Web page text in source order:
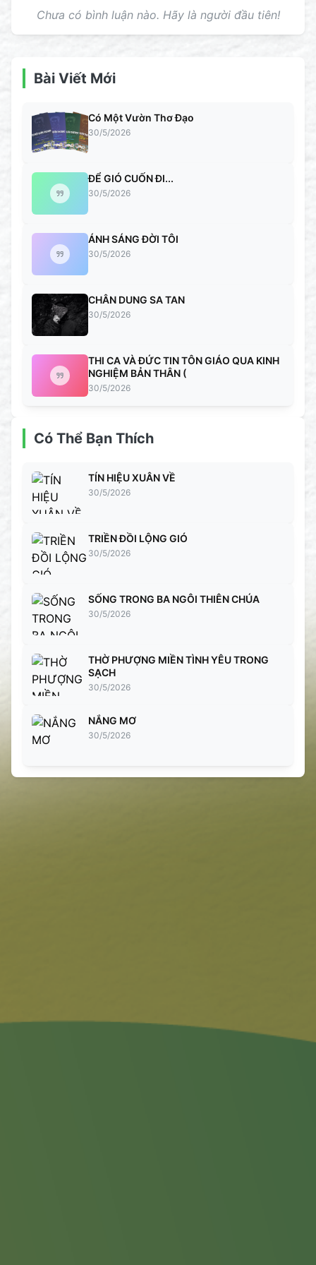
Chưa có bình luận nào. Hãy là người đầu tiên!
Bài Viết Mới
Có Một Vườn Thơ Đạo
30/5/2026
ĐỂ GIÓ CUỐN ĐI...
30/5/2026
ÁNH SÁNG ĐỜI TÔI
30/5/2026
CHÂN DUNG SA TAN
30/5/2026
THI CA VÀ ĐỨC TIN TÔN GIÁO QUA KINH
NGHIỆM BẢN THÂN (
30/5/2026
Có Thể Bạn Thích
TÍN HIỆU XUÂN VỀ
30/5/2026
TRIỀN ĐỒI LỘNG GIÓ
30/5/2026
SỐNG TRONG BA NGÔI THIÊN CHÚA
30/5/2026
THỜ PHƯỢNG MIỀN TÌNH YÊU TRONG
SẠCH
30/5/2026
NẮNG MƠ
30/5/2026